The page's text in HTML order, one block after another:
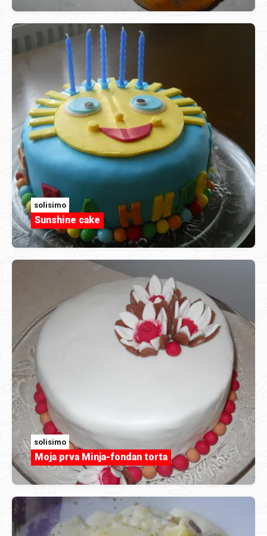
solisimo
Sunshine cake
solisimo
Moja prva Minja-fondan torta